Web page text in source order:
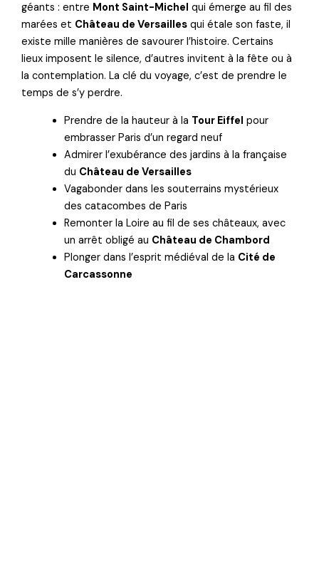
géants : entre Mont Saint-Michel qui émerge au fil des
marées et Château de Versailles qui étale son faste, il
existe mille manières de savourer l’histoire. Certains
lieux imposent le silence, d’autres invitent à la fête ou à
la contemplation. La clé du voyage, c’est de prendre le
temps de s’y perdre.
Prendre de la hauteur à la Tour Eiffel pour
embrasser Paris d’un regard neuf
Admirer l’exubérance des jardins à la française
du Château de Versailles
Vagabonder dans les souterrains mystérieux
des catacombes de Paris
Remonter la Loire au fil de ses châteaux, avec
un arrêt obligé au Château de Chambord
Plonger dans l’esprit médiéval de la Cité de
Carcassonne